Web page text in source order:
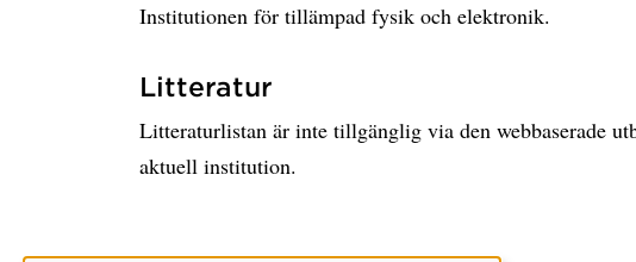
Institutionen för tillämpad fysik och elektronik.
Litteratur
Litteraturlistan är inte tillgänglig via den webbaserade
aktuell institution.